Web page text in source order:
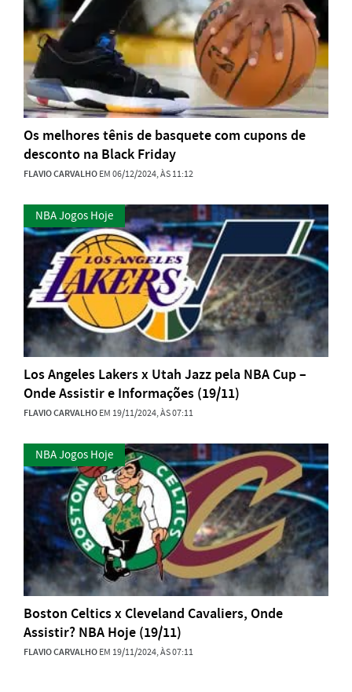
Os melhores tênis de basquete com cupons de
desconto na Black Friday
FLAVIO CARVALHOEM 06/12/2024, ÀS 11:12
NBA Jogos Hoje
Los Angeles Lakers x Utah Jazz pela NBA Cup –
Onde Assistir e Informações (19/11)
FLAVIO CARVALHOEM 19/11/2024, ÀS 07:11
NBA Jogos Hoje
Boston Celtics x Cleveland Cavaliers, Onde
Assistir? NBA Hoje (19/11)
FLAVIO CARVALHOEM 19/11/2024, ÀS 07:11